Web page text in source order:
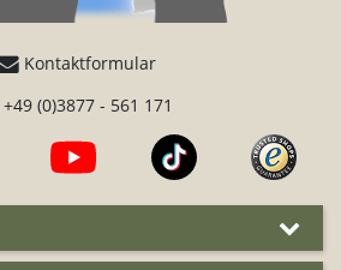
Kontaktformular
(0)3877 - 561 171